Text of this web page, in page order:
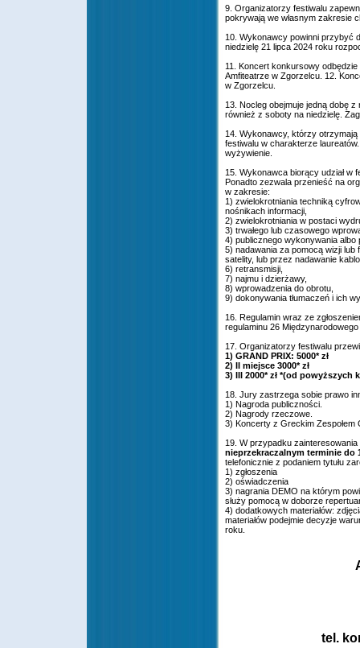
9. Organizatorzy festiwalu
pokrywają we własnym zakresie
10. Wykonawcy powinni przybyć
niedzielę 21 lipca 2024 roku
11. Koncert konkursowy
Amfiteatrze w Zgorzelcu. 12.
w Zgorzelcu.
13. Nocleg obejmuje jedną dobę
również z soboty na niedzielę.
14. Wykonawcy, którzy
festiwalu w charakterze
wyżywienie.
15. Wykonawca biorący udział w
Ponadto zezwala przenieść na
w zakresie:
1) zwielokrotniania techniką
nośnikach informacji,
2) zwielokrotniania w postaci
3) trwałego lub czasowego
4) publicznego wykonywania
5) nadawania za pomocą wizji
satelity, lub przez nadawanie
6) retransmisji,
7) najmu i dzierżawy,
8) wprowadzenia do obrotu,
9) dokonywania tłumaczeń i ich
16. Regulamin wraz ze
regulaminu 26
17. Organizatorzy festiwalu
1) GRAND PRIX: 5000* zł
2) II miejsce 3000* zł
3) III 2000* zł *(od
18. Jury zastrzega sobie prawo
1) Nagroda publiczności.
2) Nagrody rzeczowe.
3) Koncerty z Greckim Zespołem
19. W przypadku
nieprzekraczalnym terminie do
telefonicznie z podaniem tytułu
1) zgłoszenia
2) oświadczenia
3) nagrania DEMO na którym
służy pomocą w doborze
4) dodatkowych materiałów:
materiałów podejmie decyzje
roku.
tel.